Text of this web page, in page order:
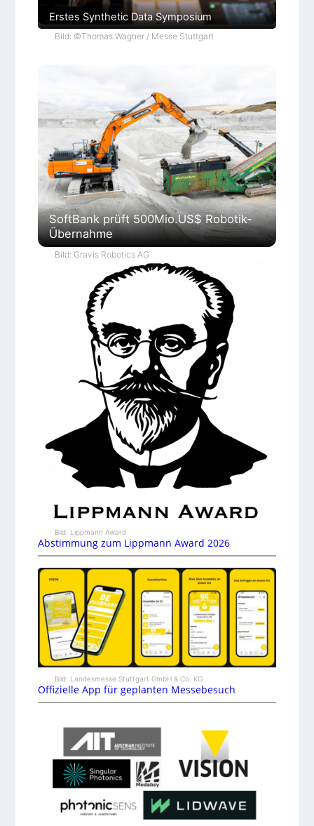
Erstes Synthetic Data Symposium
Bild: ©Thomas Wagner / Messe Stuttgart
SoftBank prüft 500Mio.US$ Robotik-
Übernahme
Bild: Gravis Robotics AG
Bild: Lippmann Award
Abstimmung zum Lippmann Award 2026
Bild: Landesmesse Stuttgart GmbH & Co. KG
Offizielle App für geplanten Messebesuch